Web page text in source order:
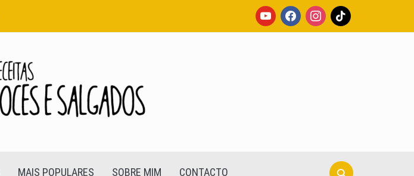
youtubefacebookinstagram
tiktok
Search
MAIS POPULARES SOBRE MIM CONTACTO